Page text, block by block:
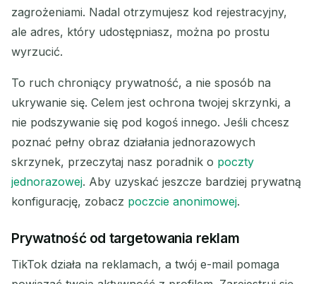
Usuń zaznaczone Zmień e-mail
Następne odświeżenie za15sekund
NADAWCA TEMAT
zagrożeniami. Nadal otrzymujesz kod rejestracyjny,
ale adres, który udostępniasz, można po prostu
wyrzucić.
To ruch chroniący prywatność, a nie sposób na
ukrywanie się. Celem jest ochrona twojej skrzynki, a
nie podszywanie się pod kogoś innego. Jeśli chcesz
poznać pełny obraz działania jednorazowych
skrzynek, przeczytaj nasz poradnik o poczty
jednorazowej. Aby uzyskać jeszcze bardziej prywatną
konfigurację, zobacz poczcie anonimowej.
Prywatność od targetowania reklam
TikTok działa na reklamach, a twój e-mail pomaga